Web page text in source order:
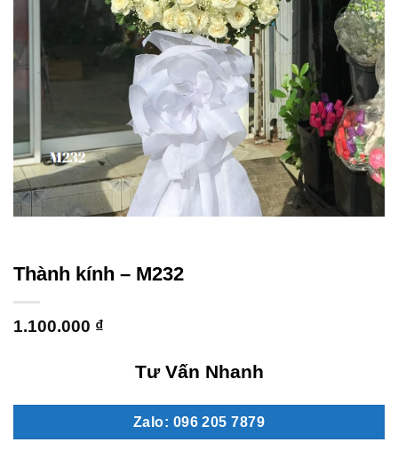
Thành kính – M232
1.100.000 ₫
Tư Vấn Nhanh
Zalo: 096 205 7879